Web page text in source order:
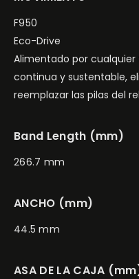
Caliber F950.
Modelo #:
CC4055-14H
F950
Eco-Drive
Alimentado por
continua y sustentable,
reemplazar las pilas del
Band Length (mm)
266.7 mm
ANCHO (mm)
44.5 mm
ASA DE LA CAJA